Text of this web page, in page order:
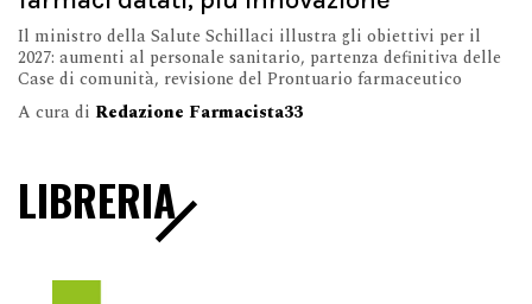
Il ministro della Salute Schillaci illustra gli obiettivi per il
2027: aumenti al personale sanitario, partenza definitiva delle
Case di comunità, revisione del Prontuario farmaceutico
A cura di Redazione Farmacista33
LIBRERIA